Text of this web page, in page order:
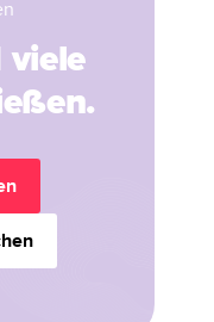
viele